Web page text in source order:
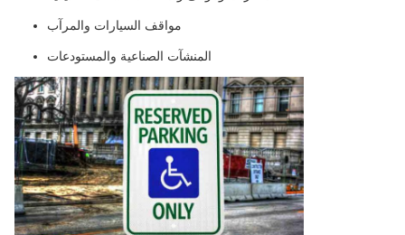
مواقف السيارات والمرآب
المنشآت الصناعية والمستودعات